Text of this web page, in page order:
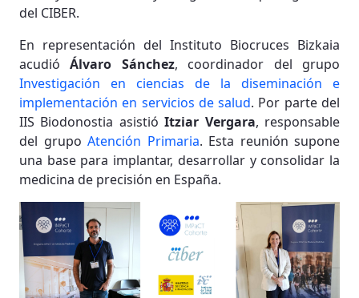
del CIBER.
En representación del Instituto Biocruces Bizkaia
acudióÁlvaro Sánchez, coordinador del grupo
Investigación en ciencias de la diseminación e
implementación en servicios de salud. Por parte del
IIS Biodonostia asistióItziar Vergara, responsable
del grupo Atención Primaria. Esta reunión supone
una base para implantar, desarrollar y consolidar la
medicina de precisión en España.